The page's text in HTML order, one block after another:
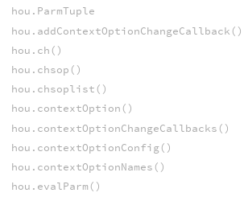
hou.ParmTuple
hou.addContextOptionChangeCallback()
hou.ch()
hou.chsop()
hou.chsoplist()
hou.contextOption()
hou.contextOptionChangeCallbacks()
hou.contextOptionConfig()
hou.contextOptionNames()
hou.evalParm()